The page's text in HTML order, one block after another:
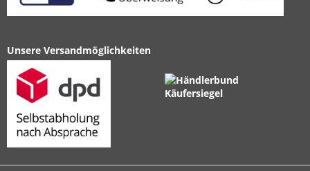
Unsere Versandmöglichkeiten